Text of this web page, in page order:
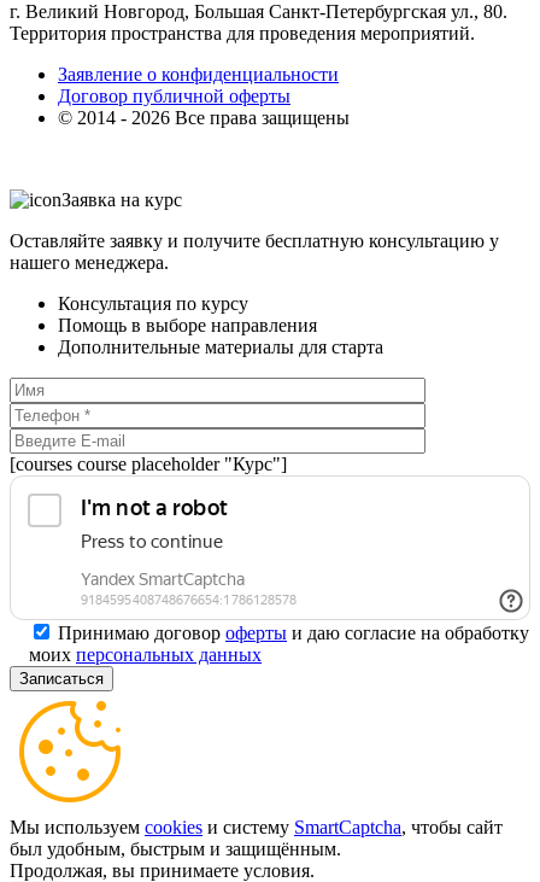
г. Великий Новгород, Большая Санкт-Петербургская ул., 80.
Территория пространства для проведения мероприятий.
Заявление о конфиденциальности
Договор публичной оферты
© 2014 - 2026 Все права защищены
Заявка на курс
Оставляйте заявку и получите бесплатную консультацию у
нашего менеджера.
Консультация по курсу
Помощь в выборе направления
Дополнительные материалы для старта
[courses course placeholder "Курс"]
Принимаю договор оферты и даю согласие на обработку
моих персональных данных
Мы используем cookies и систему SmartCaptcha, чтобы сайт
был удобным, быстрым и защищённым.
Продолжая, вы принимаете условия.